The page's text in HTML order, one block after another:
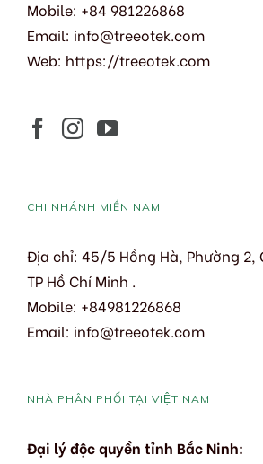
Mobile: +84 981226868
Email: info@treeotek.com
Web: https://treeotek.com
CHI NHÁNH MIỀN NAM
Địa chỉ: 45/5 Hồng Hà, Phường 2,
TP Hồ Chí Minh .
Mobile: +84981226868
Email: info@treeotek.com
NHÀ PHÂN PHỐI TẠI VIỆT NAM
Đại lý độc quyền tỉnh Bắc Ninh: